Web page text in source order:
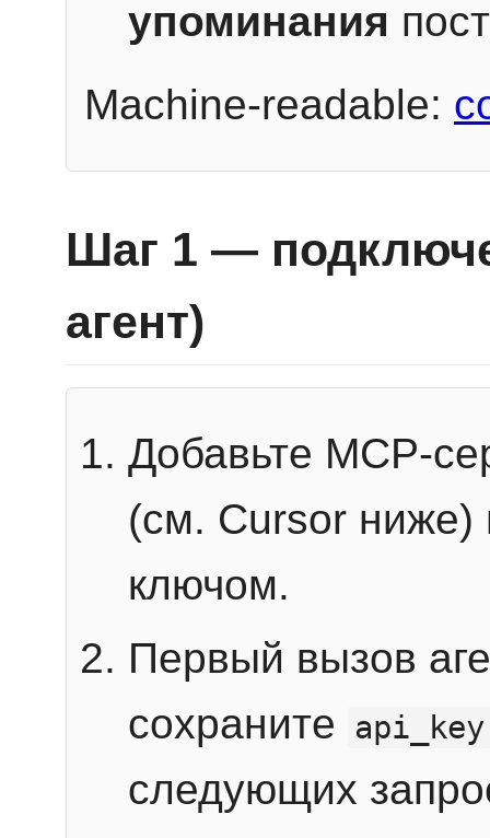
упоминания
Machine-readable:
Шаг 1 —
агент)
Добавьте MCP-
(см. Cursor ниже)
ключом.
Первый вызов
сохраните
api_key
следующих